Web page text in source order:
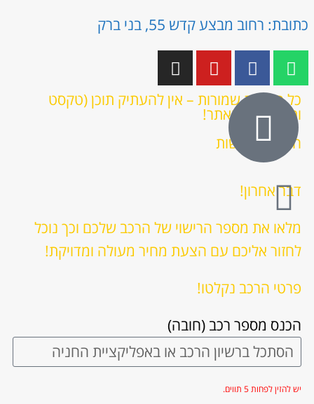
כתובת: רחוב מבצע קדש 55, בני ברק
כל הזכויות שמורות – אין להעתיק תוכן (טקסט
ותמונות) מהאתר!
הצהרת נגישות
דבר אחרון!
מלאו את מספר הרישוי של הרכב שלכם וכך נוכל
לחזור אליכם עם הצעת מחיר מעולה ומדויקת!
פרטי הרכב נקלטו!
הכנס מספר רכב (חובה)
יש להזין לפחות 5 תווים.